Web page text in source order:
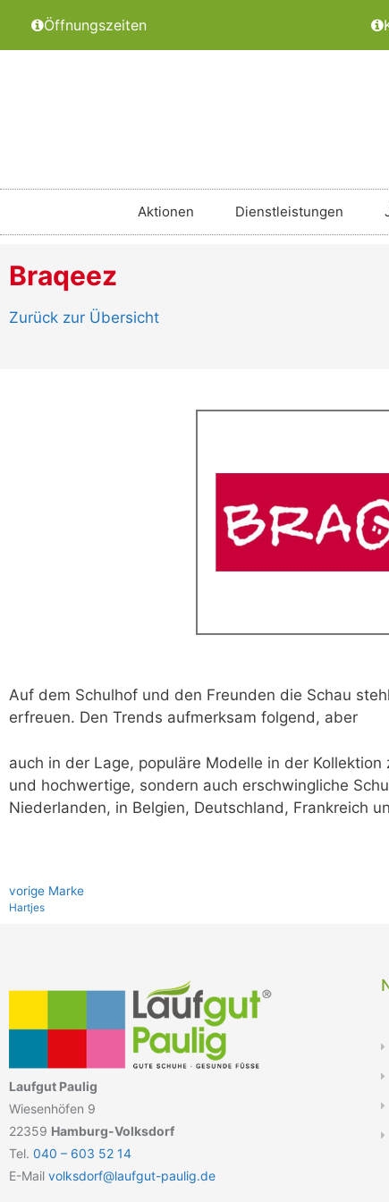
Öffnungszeiten
Aktionen Dienstleistungen
Braqeez
Zurück zur Übersicht
Auf dem Schulhof und den Freunden die Schau
erfreuen. Den Trends aufmerksam folgend, aber
auch in der Lage, populäre Modelle in der
und hochwertige, sondern auch erschwingliche
Niederlanden, in Belgien, Deutschland, Frankreich
vo­ri­ge Marke
Hartjes
Laufgut Paulig
Wiesenhöfen 9
22359 Hamburg-Volksdorf
Tel. 040 – 603 52 14
E-Mail volksdorf@laufgut-paulig.de